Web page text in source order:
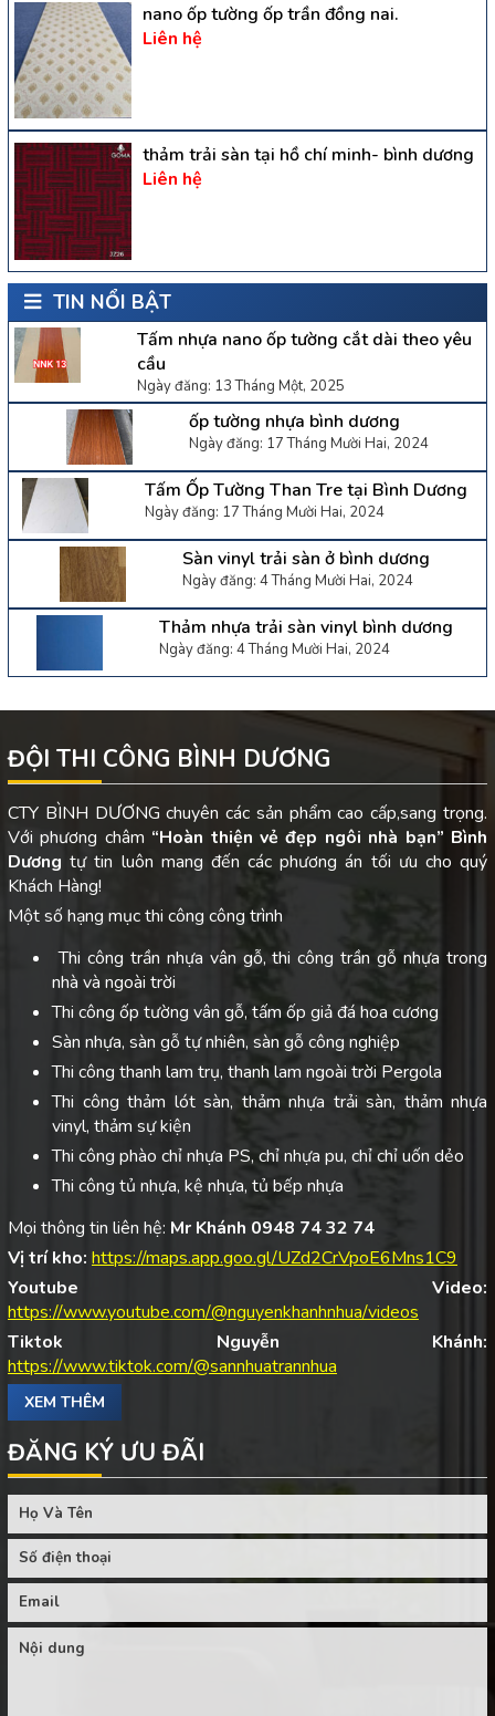
nano ốp tường ốp trần đồng nai.
Liên hệ
thảm trải sàn tại hồ chí minh- bình dương
Liên hệ
TIN NỔI BẬT
Tấm nhựa nano ốp tường cắt dài theo yêu
cầu
Ngày đăng: 13 Tháng Một, 2025
ốp tường nhựa bình dương
Ngày đăng: 17 Tháng Mười Hai, 2024
Tấm Ốp Tường Than Tre tại Bình Dương
Ngày đăng: 17 Tháng Mười Hai, 2024
Sàn vinyl trải sàn ở bình dương
Ngày đăng: 4 Tháng Mười Hai, 2024
Thảm nhựa trải sàn vinyl bình dương
Ngày đăng: 4 Tháng Mười Hai, 2024
ĐỘI THI CÔNG BÌNH DƯƠNG
CTY BÌNH DƯƠNG chuyên các sản phẩm cao cấp,sang trọng.
Với phương châm “Hoàn thiện vẻ đẹp ngôi nhà bạn” Bình
Dươngtự tin luôn mang đến các phương án tối ưu cho quý
Khách Hàng!
Một số hạng mục thi công công trình
Thi công trần nhựa vân gỗ, thi công trần gỗ nhựa trong
nhà và ngoài trời
Thi công ốp tường vân gỗ, tấm ốp giả đá hoa cương
Sàn nhựa, sàn gỗ tự nhiên, sàn gỗ công nghiệp
Thi công thanh lam trụ, thanh lam ngoài trời Pergola
Thi công thảm lót sàn, thảm nhựa trải sàn, thảm nhựa
vinyl, thảm sự kiện
Thi công phào chỉ nhựa PS, chỉ nhựa pu, chỉ chỉ uốn dẻo
Thi công tủ nhựa, kệ nhựa, tủ bếp nhựa
Mọi thông tin liên hệ: Mr Khánh 0948 74 32 74
Vị trí kho: https://maps.app.goo.gl/UZd2CrVpoE6Mns1C9
Youtube Video:
https://www.youtube.com/@nguyenkhanhnhua/videos
Tiktok Nguyễn Khánh:
https://www.tiktok.com/@sannhuatrannhua
XEM THÊM
ĐĂNG KÝ ƯU ĐÃI